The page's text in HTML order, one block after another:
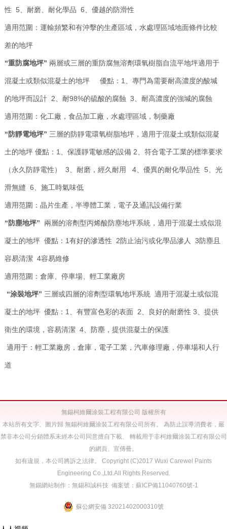
性 5、耐磨、耐化學品 6、優越的防滑性
適用范圍：運輸頻繁和有沖擊的生產區域，水處理區域地面條件比較
差的地坪
“重防腐地坪” 兩層或三層的重防腐無溶劑環氧樹脂自流平地坪適用于
混凝土或類似混凝土的地坪 優點：1、專門為需要耐高濃度的酸堿
的地坪而設計 2、耐98%的硫酸的腐蝕 3、耐高濃度的強堿的腐蝕
適用范圍：化工廠，食品加工廠，水處理區域，制藥廠
“防靜電地坪” 三層的防靜電環氧樹脂地坪，適用于混凝土或類似混凝
土的地坪 優點：1、保護靜電敏感的設備 2、符合電子工業的標準要求
（永久防靜電性） 3、耐磨，經久耐用 4、優異的耐化學品性 5、光
滑無縫 6、施工時氣味低
適用范圍：晶片生產，半導體工業，電子及通訊設備行業
“防塵地坪” 兩層的溶劑型丙烯酸防塵地坪系統，適用于混凝土或似混
凝土的地坪 優點：1有好的滲透性 2防止油污或化學品滲人 3防塵且
容易清潔 4容易維修
適用范圍：倉庫、停車場、輕工業廠房
“涂裝地坪” 三層或四層的溶劑型環氧地坪系統 適用于混凝土或似混
凝土的地坪 優點：1、有豐富色彩的表面 2、良好的耐磨性 3、提供
衛生的環境，容易清潔 4、防塵，提供混凝土的保護
適用于：輕工業廠房，倉庫，電子工業，汽車修理廠，停車場和人行
道
無錫柯維爾涂裝工程有限公司 版權所有
本站所有文字、圖片歸 無錫柯維爾涂裝工程有限公司所有。 為防止誤導消費者，嚴
禁非本公司分銷體系未經本公司同意擅自下載、 轉載用于非柯維爾涂裝工程有限公司
的網頁、宣傳冊。
如有違規，本公司將訴之法律。 Copyright (C)2017 Wuxi Carewel Paints
Engineering Co.,Ltd.All Rights Reserved.
無錫網站制作 ： 無錫和誠科技 備案號： 蘇ICP備11040760號-1
蘇公網安備 32021402000310號